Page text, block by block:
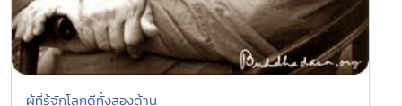
ผู้ที่รู้จักโลกดีทั้งสองด้าน